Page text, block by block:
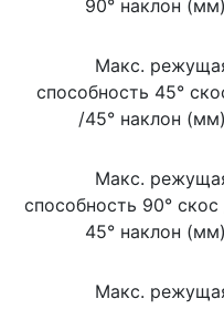
90° наклон
Макс.
способность 45°
/45° наклон
Макс.
способность 90° cкос
45° наклон
Макс.